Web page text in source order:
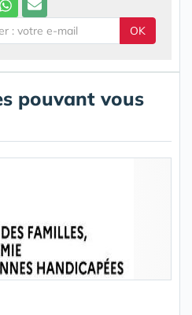
OK
pouvant vous